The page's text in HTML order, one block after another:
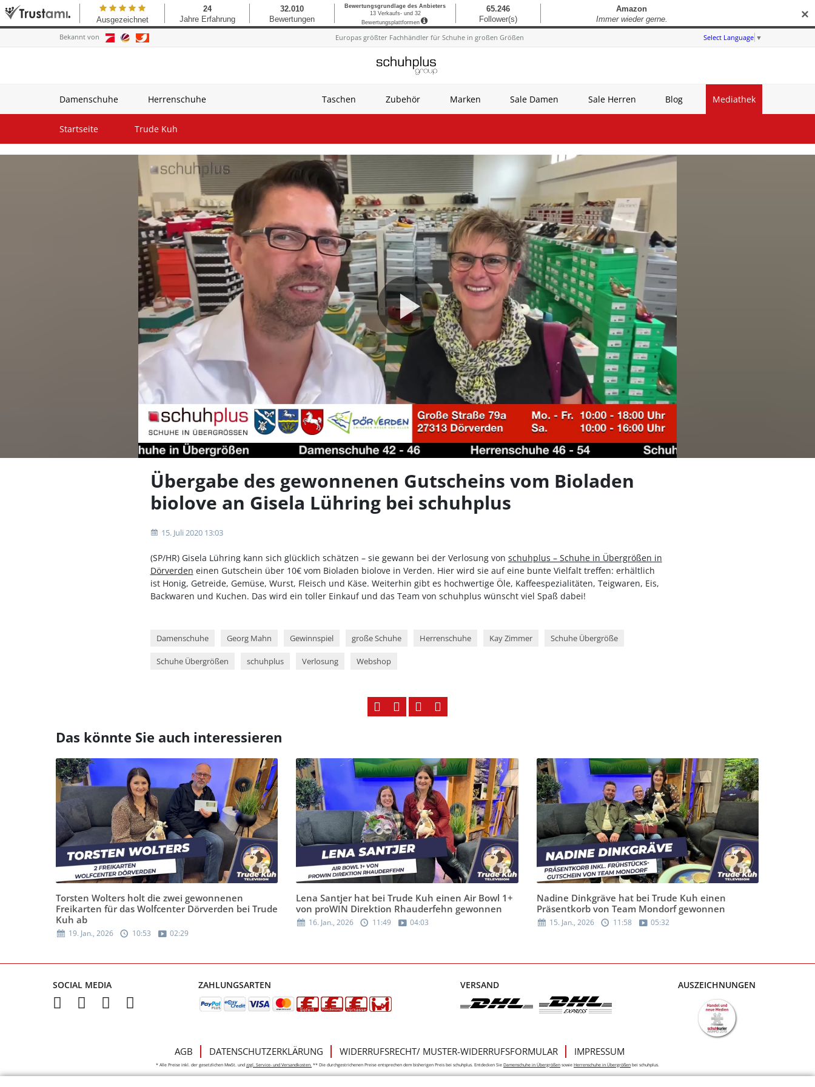
Bekannt von Europas größter Fachhändler für Schuhe in großen Größen Select Language ▼
Damenschuhe Herrenschuhe Taschen Zubehör Marken Sale Damen Sale Herren Blog Mediathek
Startseite Trude Kuh
Video
abspielen
Übergabe des gewonnenen Gutscheins vom Bioladen
biolove an Gisela Lühring bei schuhplus
15. Juli 2020 13:03
(SP/HR) Gisela Lühring kann sich glücklich schätzen – sie gewann bei der Verlosung von schuhplus – Schuhe in Übergrößen in
Dörverden einen Gutschein über 10€ vom Bioladen biolove in Verden. Hier wird sie auf eine bunte Vielfalt treffen: erhältlich
ist Honig, Getreide, Gemüse, Wurst, Fleisch und Käse. Weiterhin gibt es hochwertige Öle, Kaffeespezialitäten, Teigwaren, Eis,
Backwaren und Kuchen. Das wird ein toller Einkauf und das Team von schuhplus wünscht viel Spaß dabei!
Damenschuhe Georg Mahn Gewinnspiel große Schuhe Herrenschuhe Kay Zimmer Schuhe Übergröße
Schuhe Übergrößen schuhplus Verlosung Webshop
Das könnte Sie auch interessieren
Torsten Wolters holt die zwei gewonnenen
Freikarten für das Wolfcenter Dörverden bei Trude
Kuh ab
19. Jan., 2026 10:53 02:29
Lena Santjer hat bei Trude Kuh einen Air Bowl 1+
von proWIN Direktion Rhauderfehn gewonnen
16. Jan., 2026 11:49 04:03
Nadine Dinkgräve hat bei Trude Kuh einen
Präsentkorb von Team Mondorf gewonnen
15. Jan., 2026 11:58 05:32
SOCIAL MEDIA ZAHLUNGSARTEN VERSAND AUSZEICHNUNGEN
AGB DATENSCHUTZERKLÄRUNG WIDERRUFSRECHT/ MUSTER-WIDERRUFSFORMULAR IMPRESSUM
* Alle Preise inkl. der gesetzlichen MwSt. und zzgl. Service- und Versandkosten. ** Die durchgestrichenen Preise entsprechen dem bisherigen Preis bei schuhplus. Entdecken Sie Damenschuhe in Übergrößen sowie Herrenschuhe in Übergrößen bei schuhplus.
✕